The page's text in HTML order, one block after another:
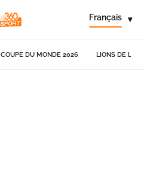
Français ▾
COUPE DU MONDE 2026 LIONS DE